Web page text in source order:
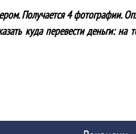
Получается 4 фотографии.
куда перевести деньги: на